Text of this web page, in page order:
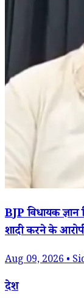
BJP विधायक
शादी करने के
Aug 09, 2026 •
देश